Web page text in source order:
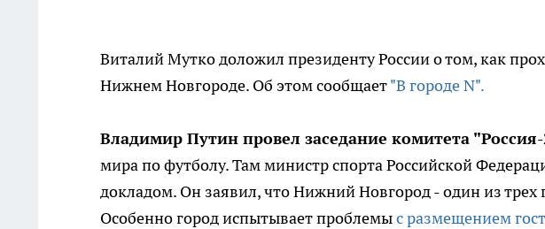
Виталий Мутко доложил президенту России о том, как
Нижнем Новгороде. Об этом сообщает"В городе N".
Владимир Путин провел заседание комитета
мира по футболу. Там министр спорта Российской
докладом. Он заявил, что Нижний Новгород - один из трех
Особенно город испытывает проблемыс размещением